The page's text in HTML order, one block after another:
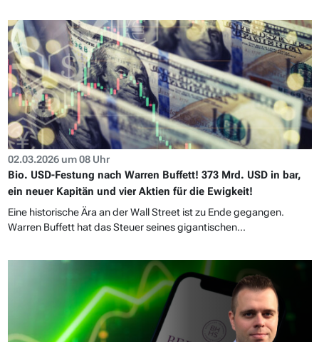
02.03.2026 um 08 Uhr
Bio. USD-Festung nach Warren Buffett! 373 Mrd. USD in bar,
ein neuer Kapitän und vier Aktien für die Ewigkeit!
Eine historische Ära an der Wall Street ist zu Ende gegangen.
Warren Buffett hat das Steuer seines gigantischen...